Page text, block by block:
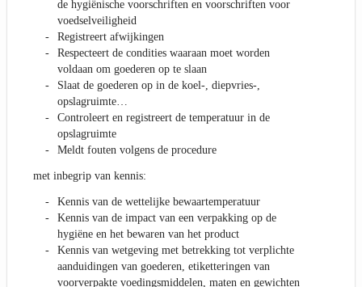
de hygiënische voorschriften en voorschriften voor
voedselveiligheid
Registreert afwijkingen
Respecteert de condities waaraan moet worden
voldaan om goederen op te slaan
Slaat de goederen op in de koel-, diepvries-,
opslagruimte…
Controleert en registreert de temperatuur in de
opslagruimte
Meldt fouten volgens de procedure
met inbegrip van kennis:
Kennis van de wettelijke bewaartemperatuur
Kennis van de impact van een verpakking op de
hygiëne en het bewaren van het product
Kennis van wetgeving met betrekking tot verplichte
aanduidingen van goederen, etiketteringen van
voorverpakte voedingsmiddelen, maten en gewichten